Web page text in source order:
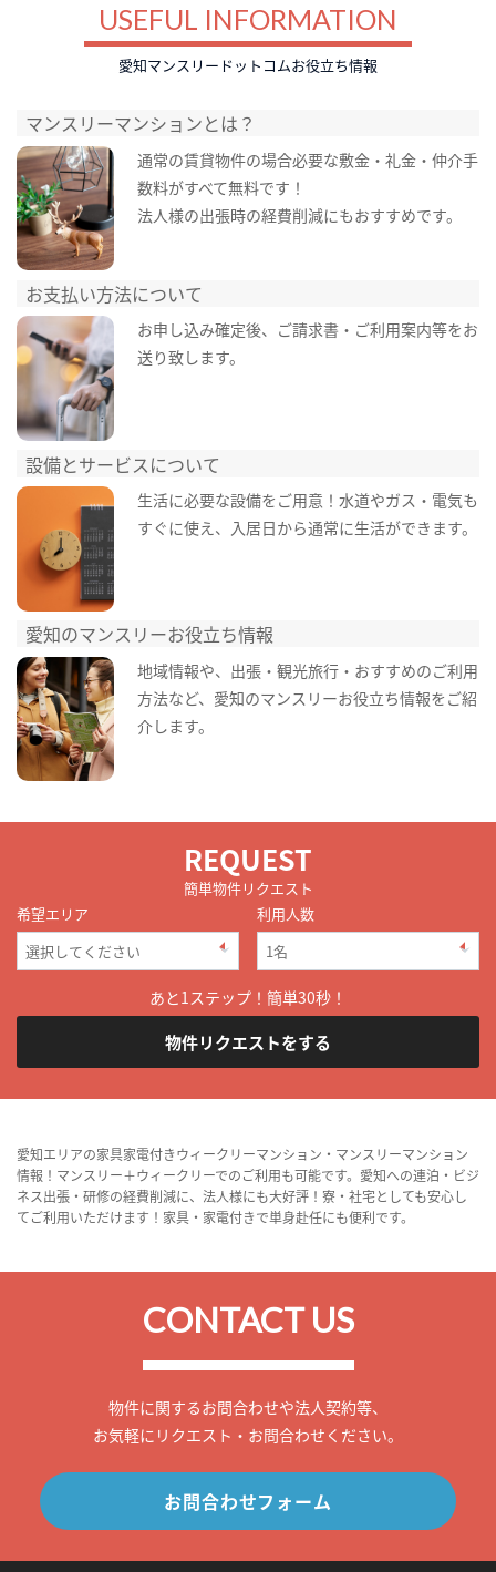
USEFUL INFORMATION
愛知マンスリードットコムお役立ち情報
マンスリーマンションとは？
通常の賃貸物件の場合必要な敷金・礼金・仲介手
数料がすべて無料です！
法人様の出張時の経費削減にもおすすめです。
お支払い方法について
お申し込み確定後、ご請求書・ご利用案内等をお
送り致します。
設備とサービスについて
生活に必要な設備をご用意！水道やガス・電気も
すぐに使え、入居日から通常に生活ができます。
愛知のマンスリーお役立ち情報
地域情報や、出張・観光旅行・おすすめのご利用
方法など、愛知のマンスリーお役立ち情報をご紹
介します。
REQUEST
簡単物件リクエスト
希望エリア
利用人数
あと1ステップ！簡単30秒！
物件リクエストをする
愛知エリアの家具家電付きウィークリーマンション・マンスリーマンション
情報！マンスリー＋ウィークリーでのご利用も可能です。愛知への連泊・ビジ
ネス出張・研修の経費削減に、法人様にも大好評！寮・社宅としても安心し
てご利用いただけます！家具・家電付きで単身赴任にも便利です。
CONTACT US
物件に関するお問合わせや法人契約等、
お気軽にリクエスト・お問合わせください。
お問合わせフォーム